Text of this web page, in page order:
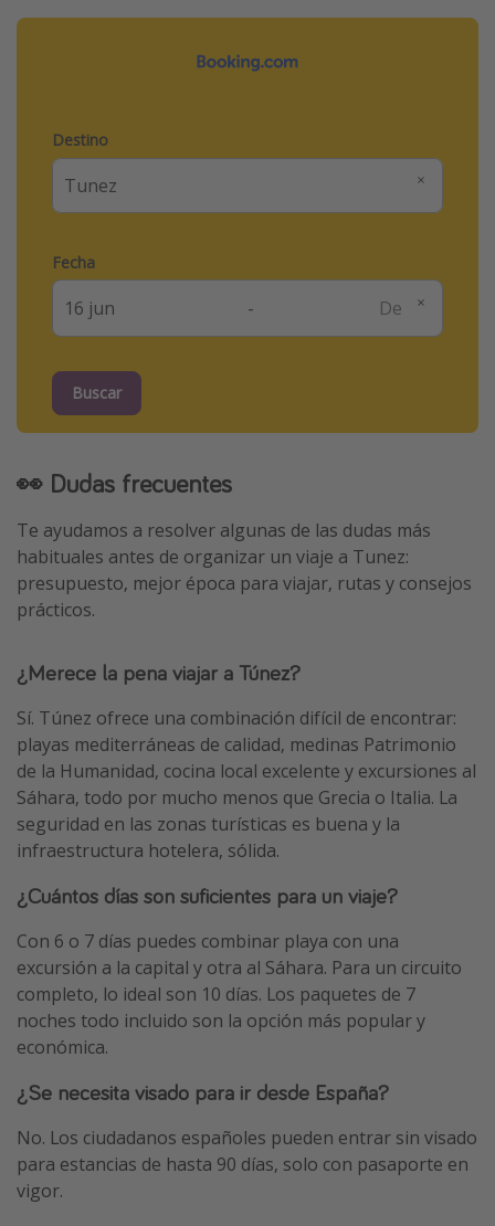
Destino
Fecha
-
Buscar
👀 Dudas frecuentes
Te ayudamos a resolver algunas de las dudas más
habituales antes de organizar un viaje a Tunez:
presupuesto, mejor época para viajar, rutas y consejos
prácticos.
¿Merece la pena viajar a Túnez?
Sí. Túnez ofrece una combinación difícil de encontrar:
playas mediterráneas de calidad, medinas Patrimonio
de la Humanidad, cocina local excelente y excursiones al
Sáhara, todo por mucho menos que Grecia o Italia. La
seguridad en las zonas turísticas es buena y la
infraestructura hotelera, sólida.
¿Cuántos días son suficientes para un viaje?
Con 6 o 7 días puedes combinar playa con una
excursión a la capital y otra al Sáhara. Para un circuito
completo, lo ideal son 10 días. Los paquetes de 7
noches todo incluido son la opción más popular y
económica.
¿Se necesita visado para ir desde España?
No. Los ciudadanos españoles pueden entrar sin visado
para estancias de hasta 90 días, solo con pasaporte en
vigor.